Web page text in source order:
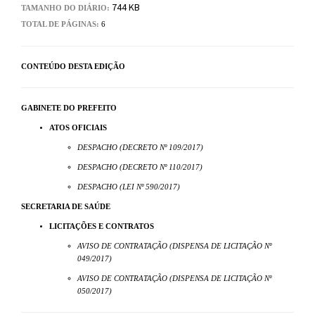
TAMANHO DO DIÁRIO: 744 KB
TOTAL DE PÁGINAS: 6
CONTEÚDO DESTA EDIÇÃO
GABINETE DO PREFEITO
ATOS OFICIAIS
DESPACHO (DECRETO Nº 109/2017)
DESPACHO (DECRETO Nº 110/2017)
DESPACHO (LEI Nº 590/2017)
SECRETARIA DE SAÚDE
LICITAÇÕES E CONTRATOS
AVISO DE CONTRATAÇÃO (DISPENSA DE LICITAÇÃO Nº
049/2017)
AVISO DE CONTRATAÇÃO (DISPENSA DE LICITAÇÃO Nº
050/2017)